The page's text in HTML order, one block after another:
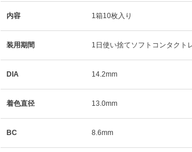
内容 1箱10枚入り
装用期間 1日使い捨てソフトコンタクト
DIA 14.2mm
着色直径 13.0mm
BC 8.6mm